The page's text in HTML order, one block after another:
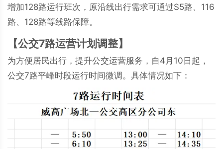
增加128路运行班次，原沿线出行需求可通过S5路、116
路、128路等线路保障。
【公交7路运营计划调整】
为方便居民出行，提升公交运营服务，自4月10日起，
公交7路平峰时段运行时间微调。具体情况如下：